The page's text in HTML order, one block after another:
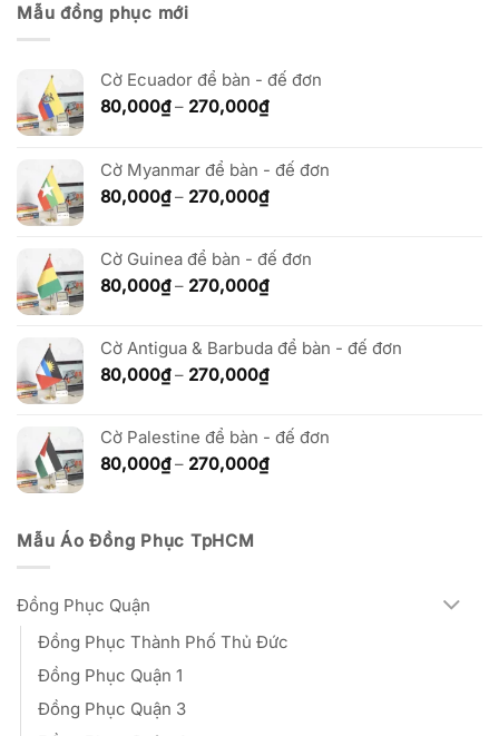
Mẫu đồng phục mới
Cờ Ecuador để bàn - đế đơn
80,000₫ – 270,000₫Khoảng
80,000₫
đến
270,000₫
Cờ Myanmar để bàn - đế đơn
80,000₫ – 270,000₫Khoảng
80,000₫
đến
270,000₫
Cờ Guinea để bàn - đế đơn
80,000₫ – 270,000₫Khoảng
80,000₫
đến
270,000₫
Cờ Antigua & Barbuda để bàn - đế đơn
80,000₫ – 270,000₫Khoảng
80,000₫
đến
270,000₫
Cờ Palestine để bàn - đế đơn
80,000₫ – 270,000₫Khoảng
Mẫu Áo Đồng Phục TpHCM
Đồng Phục Quận
Đồng Phục Thành Phố Thủ Đức
Đồng Phục Quận 1
Đồng Phục Quận 3